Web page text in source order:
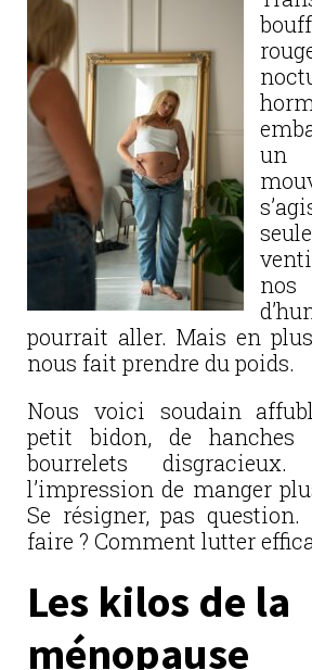
pourrait aller. Mais en
nous fait prendre du poids.
Nous voici soudain
petit bidon, de hanches
bourrelets
l’impression de manger
Se résigner, pas
faire ? Comment lutter
Les kilos de la
ménopause